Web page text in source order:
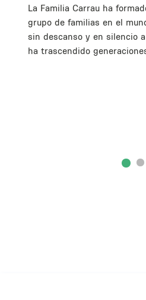
La Familia Carrau ha
grupo de familias en el
sin descanso y en silencio
ha trascendido